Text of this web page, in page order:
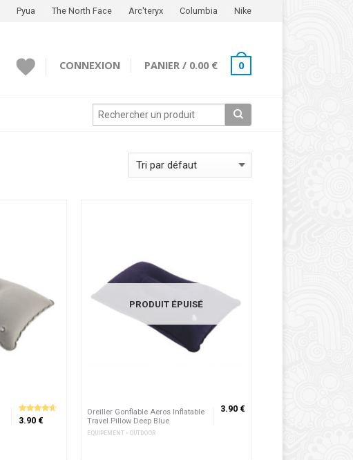
Pyua The North Face Arc'teryx Columbia Nike
CONNEXION PANIER / 0.00 € 0
4.25sur
3.90 €
PRODUIT ÉPUISÉ
Oreiller Gonflable Aeros Inflatable
Travel Pillow Deep Blue
EQUIPEMENT • OUTDOOR
3.90 €